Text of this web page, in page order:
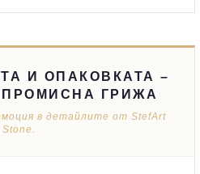
И ОПАКОВКАТА –
ГРИЖА
в детайлите от StefArt
Stone.